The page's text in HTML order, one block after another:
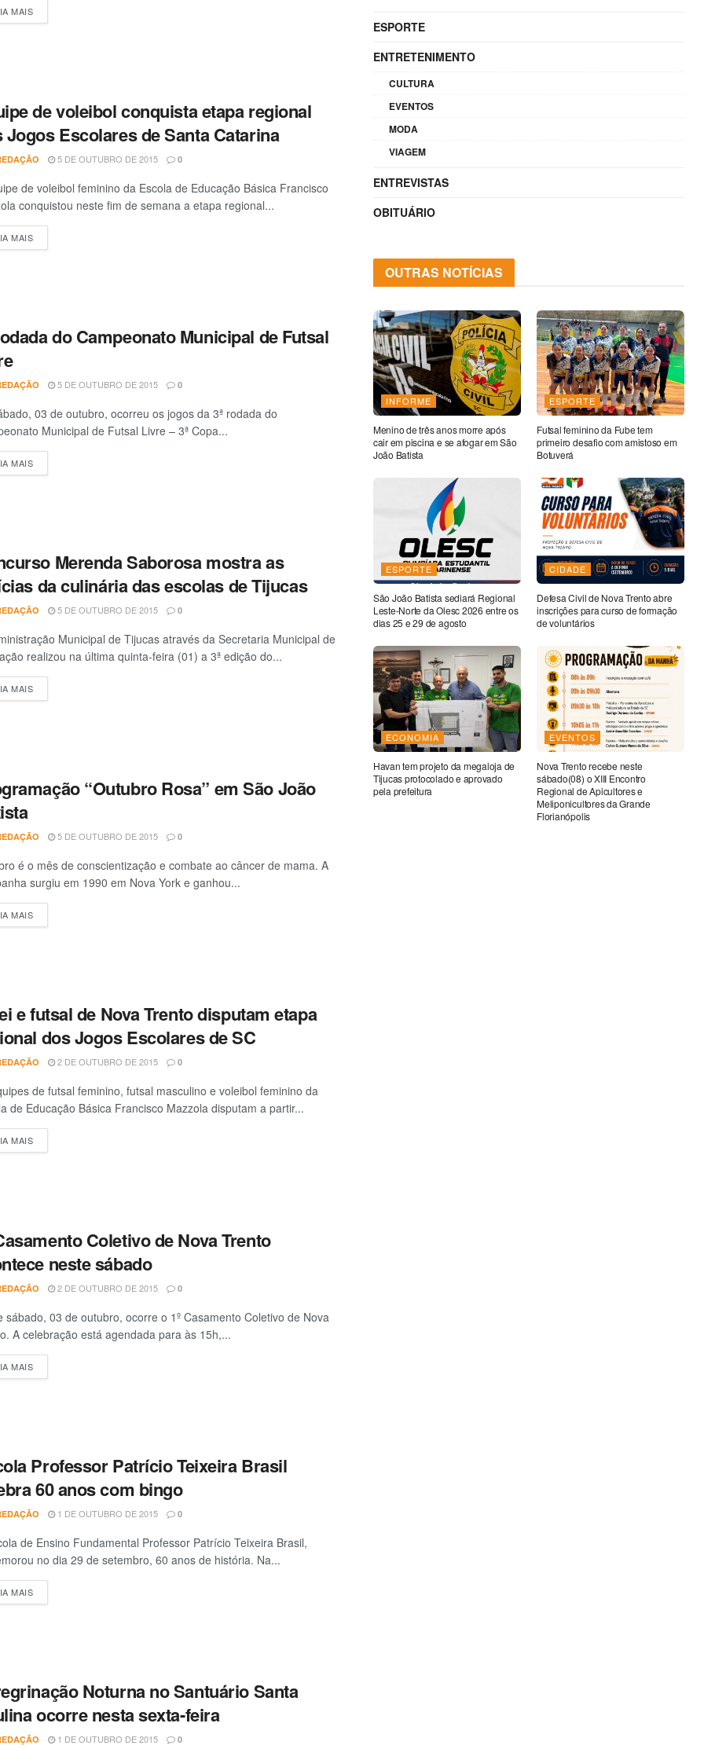
MAIS
de voleibol conquista etapa regional
Jogos Escolares de Santa Catarina
5 DE OUTUBRO DE 2015 0
de voleibol feminino da Escola de Educação Básica Francisco
conquistou neste fim de semana a etapa regional...
MAIS
do Campeonato Municipal de Futsal
5 DE OUTUBRO DE 2015 0
03 de outubro, ocorreu os jogos da 3ª rodada do
Municipal de Futsal Livre – 3ª Copa...
MAIS
Merenda Saborosa mostra as
da culinária das escolas de Tijucas
5 DE OUTUBRO DE 2015 0
Municipal de Tijucas através da Secretaria Municipal de
realizou na última quinta-feira (01) a 3ª edição do...
MAIS
“Outubro Rosa” em São João
5 DE OUTUBRO DE 2015 0
é o mês de conscientização e combate ao câncer de mama. A
surgiu em 1990 em Nova York e ganhou...
MAIS
e futsal de Nova Trento disputam etapa
dos Jogos Escolares de SC
2 DE OUTUBRO DE 2015 0
de futsal feminino, futsal masculino e voleibol feminino da
de Educação Básica Francisco Mazzola disputam a partir...
MAIS
Coletivo de Nova Trento
neste sábado
2 DE OUTUBRO DE 2015 0
sábado, 03 de outubro, ocorre o 1º Casamento Coletivo de Nova
A celebração está agendada para às 15h,...
MAIS
Professor Patrício Teixeira Brasil
60 anos com bingo
1 DE OUTUBRO DE 2015 0
de Ensino Fundamental Professor Patrício Teixeira Brasil,
no dia 29 de setembro, 60 anos de história. Na...
MAIS
Noturna no Santuário Santa
Paulina ocorre nesta sexta-feira‏
1 DE OUTUBRO DE 2015 0
ESPORTE
ENTRETENIMENTO
CULTURA
EVENTOS
MODA
VIAGEM
ENTREVISTAS
OBITUÁRIO
OUTRAS NOTÍCIAS
INFORME
Menino de três anos morre após
cair em piscina e se afogar em São
João Batista
ESPORTE
Futsal feminino da Fube tem
primeiro desafio com amistoso em
Botuverá
ESPORTE
São João Batista sediará Regional
Leste-Norte da Olesc 2026 entre os
dias 25 e 29 de agosto
CIDADE
Defesa Civil de Nova Trento abre
inscrições para curso de formação
de voluntários
ECONOMIA
Havan tem projeto da megaloja de
Tijucas protocolado e aprovado
pela prefeitura
EVENTOS
Nova Trento recebe neste
sábado(08) o XIII Encontro
Regional de Apicultores e
Meliponicultores da Grande
Florianópolis